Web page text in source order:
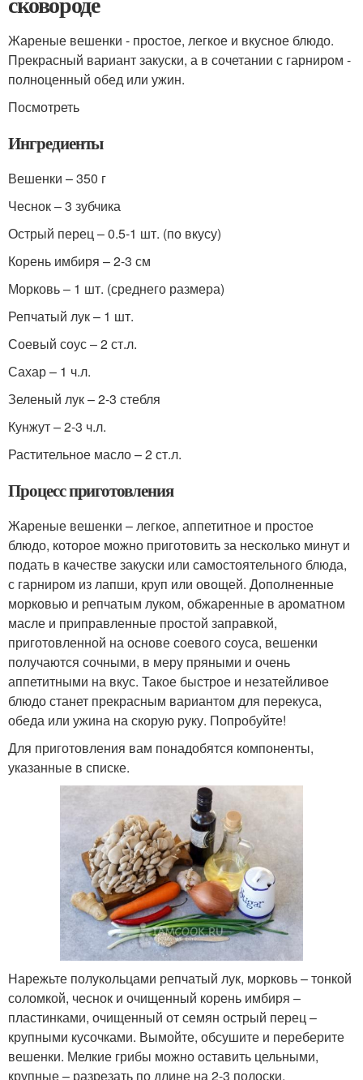
Жареные вешенки - простое, легкое и вкусное блюдо.
Прекрасный вариант закуски, а в сочетании с гарниром -
полноценный обед или ужин.
Посмотреть
Ингредиенты
Вешенки – 350 г
Чеснок – 3 зубчика
Острый перец – 0.5-1 шт. (по вкусу)
Корень имбиря – 2-3 см
Морковь – 1 шт. (среднего размера)
Репчатый лук – 1 шт.
Соевый соус – 2 ст.л.
Сахар – 1 ч.л.
Зеленый лук – 2-3 стебля
Кунжут – 2-3 ч.л.
Растительное масло – 2 ст.л.
Процесс приготовления
Жареные вешенки – легкое, аппетитное и простое
блюдо, которое можно приготовить за несколько минут и
подать в качестве закуски или самостоятельного блюда,
с гарниром из лапши, круп или овощей. Дополненные
морковью и репчатым луком, обжаренные в ароматном
масле и приправленные простой заправкой,
приготовленной на основе соевого соуса, вешенки
получаются сочными, в меру пряными и очень
аппетитными на вкус. Такое быстрое и незатейливое
блюдо станет прекрасным вариантом для перекуса,
обеда или ужина на скорую руку. Попробуйте!
Для приготовления вам понадобятся компоненты,
указанные в списке.
Нарежьте полукольцами репчатый лук, морковь – тонкой
соломкой, чеснок и очищенный корень имбиря –
пластинками, очищенный от семян острый перец –
крупными кусочками. Вымойте, обсушите и переберите
вешенки. Мелкие грибы можно оставить цельными,
крупные – разрезать по длине на 2-3 полоски.